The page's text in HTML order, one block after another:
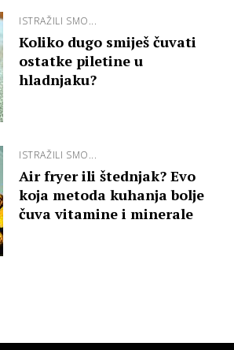
ISTRAŽILI SMO...
Koliko dugo smiješ čuvati
ostatke piletine u
hladnjaku?
ISTRAŽILI SMO...
Air fryer ili štednjak? Evo
koja metoda kuhanja bolje
čuva vitamine i minerale